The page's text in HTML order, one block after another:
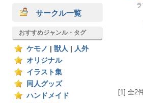
サークル一覧
おすすめジャンル・タグ
ケモノ 獣人
人外
オリジナル
イラスト集
同人グッズ
ハンドメイド
[1] 全2